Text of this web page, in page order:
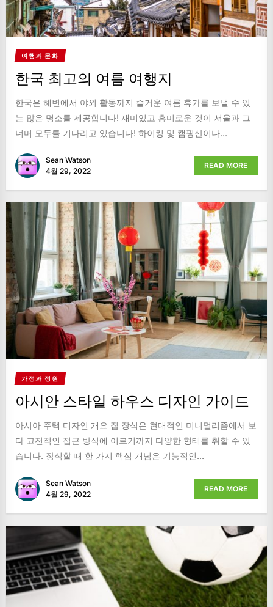
여행과 문화
한국 최고의 여름 여행지
한국은 해변에서 야외 활동까지 즐거운 여름 휴가를 보낼 수 있
는 많은 명소를 제공합니다! 재미있고 흥미로운 것이 서울과 그
너머 모두를 기다리고 있습니다! 하이킹 및 캠핑산이나...
Sean Watson
4월 29, 2022
READ MORE
가정과 정원
아시안 스타일 하우스 디자인 가이드
아시아 주택 디자인 개요 집 장식은 현대적인 미니멀리즘에서 보
다 고전적인 접근 방식에 이르기까지 다양한 형태를 취할 수 있
습니다. 장식할 때 한 가지 핵심 개념은 기능적인...
Sean Watson
4월 29, 2022
READ MORE